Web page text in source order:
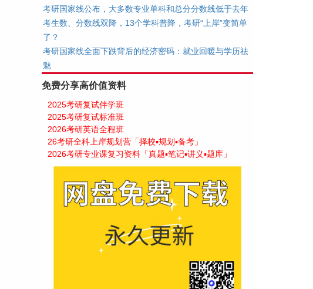
考研国家线公布，大多数专业单科和总分分数线低于去年
考生数、分数线双降，13个学科普降，考研“上岸”变简单
了？
考研国家线全面下跌背后的经济密码：就业回暖与学历祛
魅
免费分享高价值资料
2025考研复试伴学班
2025考研复试标准班
2026考研英语全程班
26考研全科上岸规划营「择校▪规划▪备考」
2026考研专业课复习资料「真题▪笔记▪讲义▪题库」